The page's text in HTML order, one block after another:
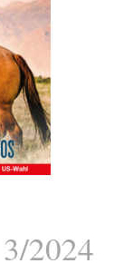
2024